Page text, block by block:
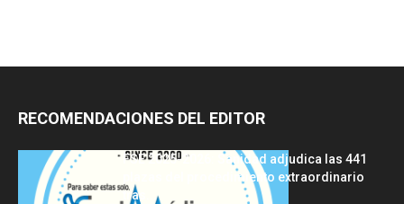
RECOMENDACIONES DEL EDITOR
FSE 2025-2026: Sanidad adjudica las 441
plazas del procedimiento extraordinario
tras...